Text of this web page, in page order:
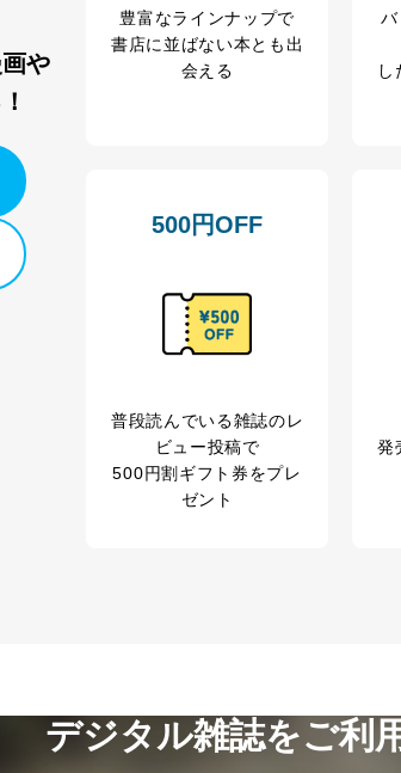
ス
報の利用目的は次のとおりです。
類
購入商品の配送のため
商品代金回収のため
ｅメール等による商品、サービ
応じた新商品・サービスに関す
お問い合わせ対応、トラブル対
カスタマーQ＆Aサイトの投稿内
ｅメール等によるカスタマーQ
の委託により当
れた方の個人情
お問い合わせ対応、トラブル対
その他当社のプライバシーポリ
や
豊富なラインナップで
書店に並ばない本とも出
会える
し
500円OFF
普段読んでいる雑誌のレ
ビュー投稿で
500円割ギフト券をプレ
ゼント
発
デジタル雑誌をご利